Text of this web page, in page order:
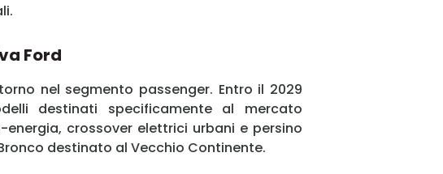
Ford
nel segmento passenger. Entro il 2029
destinati specificamente al mercato
crossover elettrici urbani e persino
destinato al Vecchio Continente.